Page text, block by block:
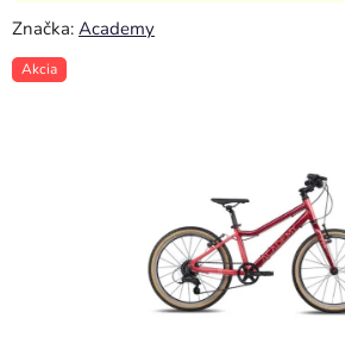
produktu
je
Značka: Academy
Akcia